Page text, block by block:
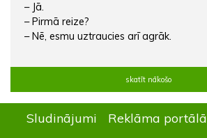
– Jā.
– Pirmā reize?
– Nē, esmu uztraucies arī agrāk.
skatīt nākošo
Sludinājumi Reklāma portālā